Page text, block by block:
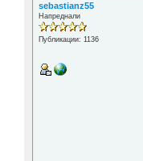
sebastianz55
Напреднали
Публикации: 1136